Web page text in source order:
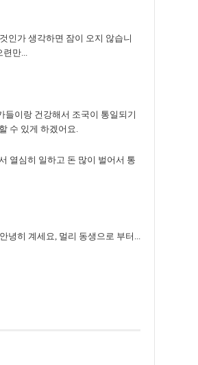
인가 생각하면 잠이 오지 않습니
련만...
들이랑 건강해서 조국이 통일되기
수 있게 하겠어요.
열심히 일하고 돈 많이 벌어서 통
멀리 동생으로 부터...